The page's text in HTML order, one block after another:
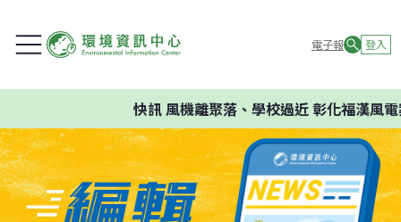
電子報 登入
快訊風機離聚落、學校過近 彰化福漢風電